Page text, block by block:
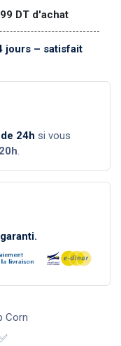
DT d'achat
jours – satisfait
24h si vous
.
Corn